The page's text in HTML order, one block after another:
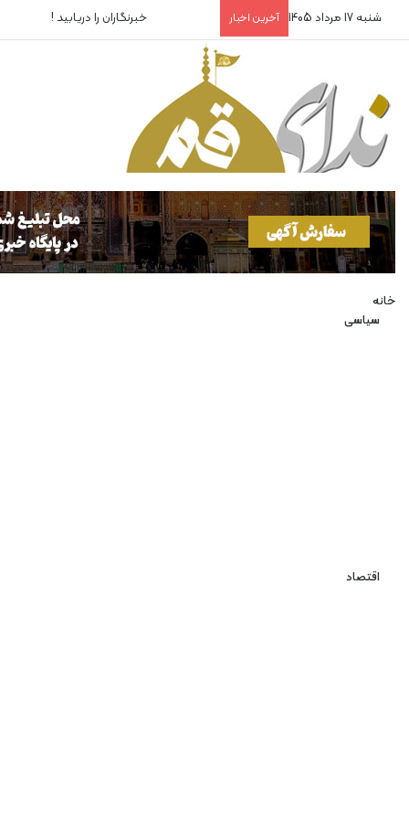
شنبه 17 مرداد 1405 آخرین اخبار خبرنگار، ایستاده در خط
خانه
سیاسی
اقتصاد